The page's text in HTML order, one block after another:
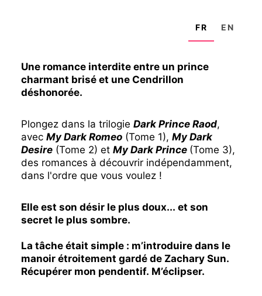
FR EN
Une romance interdite entre un prince
charmant brisé et une Cendrillon
déshonorée.
Plongez dans la trilogie Dark Prince Raod,
avec My Dark Romeo (Tome 1), My Dark
Desire (Tome 2) et My Dark Prince (Tome 3),
des romances à découvrir indépendamment,
dans l'ordre que vous voulez !
Elle est son désir le plus doux... et son
secret le plus sombre.
La tâche était simple : m’introduire dans le
manoir étroitement gardé de Zachary Sun.
Récupérer mon pendentif. M’éclipser.